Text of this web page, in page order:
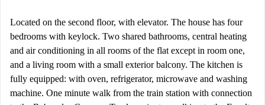
Located on the second floor, with elevator. The house has four
bedrooms with keylock. Two shared bathrooms, central heating
and air conditioning in all rooms of the flat except in room one,
and a living room with a small exterior balcony. The kitchen is
fully equipped: with oven, refrigerator, microwave and washing
machine. One minute walk from the train station with connection